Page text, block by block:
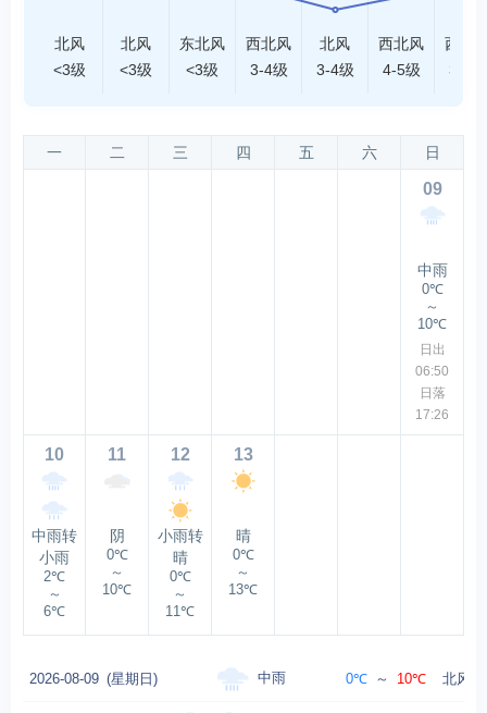
北风
<3级
北风
<3级
东北风
<3级
西北风
3-4级
北风
3-4级
西北风
4-5级
西北
3-4级
一 二 三 四 五 六 日
09
中雨
0℃
～
10℃
日出
06:50
日落
17:26
10
中雨转
小雨
2℃
～
6℃
11
阴
0℃
～
10℃
12
小雨转
晴
0℃
～
11℃
13
晴
0℃
～
13℃
2026-08-09 (星期日) 中雨 0℃ ～ 10℃ 北风